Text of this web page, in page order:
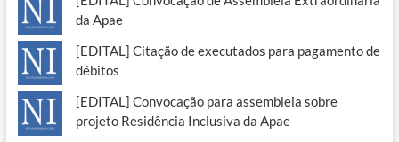
da Apae
[EDITAL] Citação de executados para pagamento de
débitos
[EDITAL] Convocação para assembleia sobre
projeto Residência Inclusiva da Apae